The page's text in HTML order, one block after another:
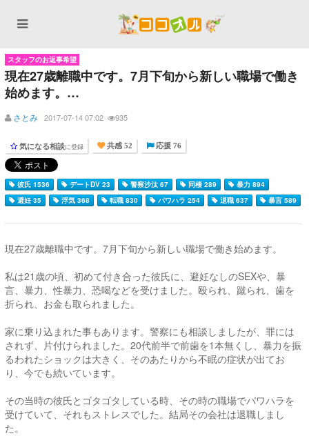
スタッフのお返事希望
現在27歳離職中です。7月下旬から新しい職場で働き
始めます。…
さとみ 2017-07-14 07:02 935
気になる相談に登録 共感 52 応援 76
彼氏 1536 デートDV 23 警察沙汰 67 同棲 289
暴力 894
避妊 35
浮気 368 転職 830 パワハラ 254 退職 637 暴言 589
現在27歳離職中です。7月下旬から新しい職場で働き始めます。
私は21歳の頃、初めて付き合った彼氏に、避妊なしのSEXや、暴
言、暴力、性暴力、恐喝などを受けました。殴られ、蹴られ、歯を
折られ、お金も取られました。
家に乗り込まれた事もあります。警察にも相談しましたが、罪には
されず、片付けられました。20代前半で前歯を1本無くし、暴力を振
るわれたショックは大きく、そのあたりから不眠の症状が出てお
り、今でも続いています。
その当時の彼氏とゴタゴタしている時、その時の職場でパワハラを
受けていて、それもストレスでした。結局その会社は退職しまし
た。